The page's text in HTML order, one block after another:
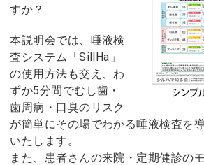
すか？
本説明会では、唾液検
査システム「SillHa」
の使用方法も交え、わ
ずか5分間でむし歯・
歯周病・口臭のリスク
が簡単にその場でわかる唾液検査を
いたします。
また、患者さんの来院・定期健診の